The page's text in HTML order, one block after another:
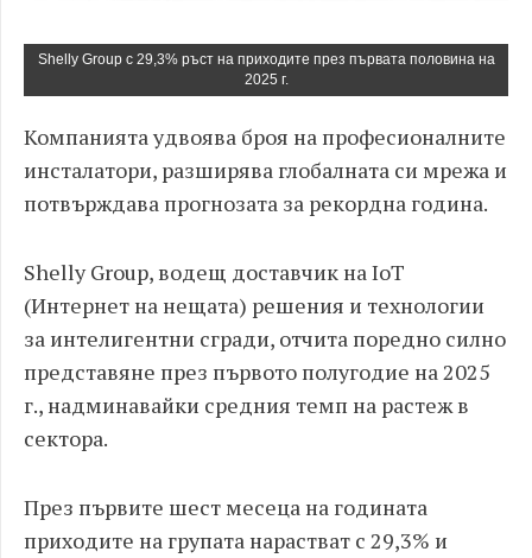
Shelly Group с 29,3% ръст на приходите през първата половина на
2025 г.
Компанията удвоява броя на професионалните
инсталатори, разширява глобалната си мрежа и
потвърждава прогнозата за рекордна година.
Shelly Group, водещ доставчик на IoT
(Интернет на нещата) решения и технологии
за интелигентни сгради, отчита поредно силно
представяне през първото полугодие на 2025
г., надминавайки средния темп на растеж в
сектора.
През първите шест месеца на годината
приходите на групата нарастват с 29,3% и